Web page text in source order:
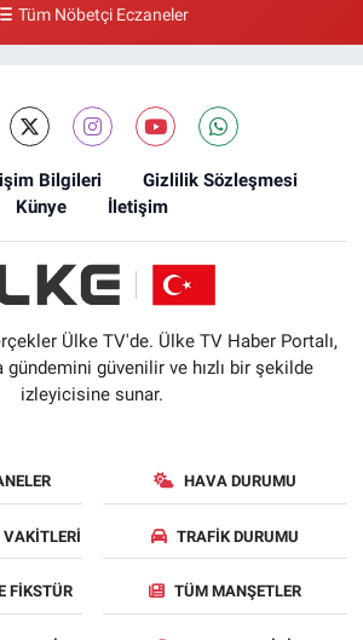
Tüm Nöbetçi Eczaneler
Bilgileri
Gizlilik Sözleşmesi
Künye
İletişim
Ülke TV'de. Ülke TV Haber Portalı,
gündemini güvenilir ve hızlı bir şekilde
izleyicisine sunar.
HAVA DURUMU
TRAFIK DURUMU
FIKSTÜR TÜM MANŞETLER